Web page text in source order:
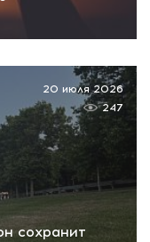
сохранит
20 июля 2026
247